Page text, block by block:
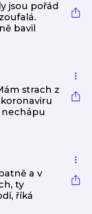
jsou pořád
bavil
strach z
nechápu
a v
ty
říká